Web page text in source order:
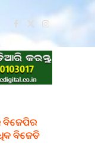
Facebook
X
(Twitter)
Instagram
ବିଜେପିର
ବିଜେଡି